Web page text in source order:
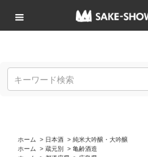
ホーム > 日本酒 > 純米大吟醸・大吟醸
ホーム
> 蔵元別 > 亀齢酒造